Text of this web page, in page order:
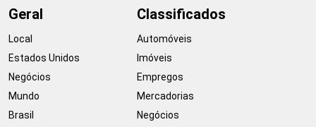
Geral
Local
Estados Unidos
Negócios
Mundo
Brasil
Classificados
Automóveis
Imóveis
Empregos
Mercadorias
Negócios